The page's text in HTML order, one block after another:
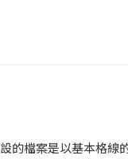
的檔案是以基本格線